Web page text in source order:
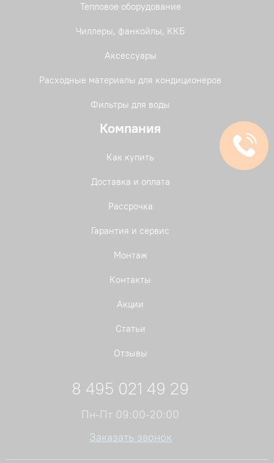
Тепловое оборудование
Чиллеры, фанкойлы, ККБ
Аксессуары
Расходные материалы для кондиционеров
Фильтры для воды
Компания
Как купить
Доставка и оплата
Рассрочка
Гарантия и сервис
Монтаж
Контакты
Акции
Статьи
Отзывы
8 495 021 49 29
Пн-Пт 09:00-20:00
Заказать звонок